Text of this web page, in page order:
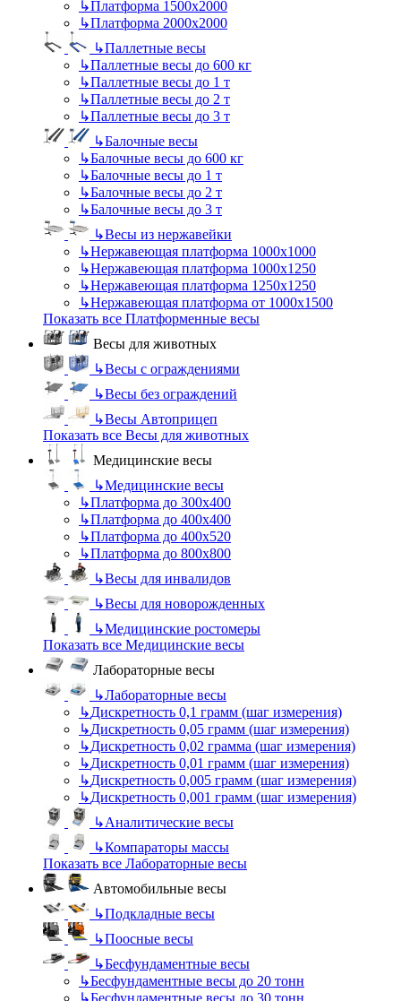
↳Платформа 1500х2000
↳Платформа 2000х2000
↳Паллетные весы
↳Паллетные весы до 600 кг
↳Паллетные весы до 1 т
↳Паллетные весы до 2 т
↳Паллетные весы до 3 т
↳Балочные весы
↳Балочные весы до 600 кг
↳Балочные весы до 1 т
↳Балочные весы до 2 т
↳Балочные весы до 3 т
↳Весы из нержавейки
↳Нержавеющая платформа 1000х1000
↳Нержавеющая платформа 1000х1250
↳Нержавеющая платформа 1250х1250
↳Нержавеющая платформа от 1000х1500
Показать все Платформенные весы
Весы для животных
↳Весы с ограждениями
↳Весы без ограждений
↳Весы Автоприцеп
Показать все Весы для животных
Медицинские весы
↳Медицинские весы
↳Платформа до 300х400
↳Платформа до 400х400
↳Платформа до 400х520
↳Платформа до 800х800
↳Весы для инвалидов
↳Весы для новорожденных
↳Медицинские ростомеры
Показать все Медицинские весы
Лабораторные весы
↳Лабораторные весы
↳Дискретность 0,1 грамм (шаг измерения)
↳Дискретность 0,05 грамм (шаг измерения)
↳Дискретность 0,02 грамма (шаг измерения)
↳Дискретность 0,01 грамм (шаг измерения)
↳Дискретность 0,005 грамм (шаг измерения)
↳Дискретность 0,001 грамм (шаг измерения)
↳Аналитические весы
↳Компараторы массы
Показать все Лабораторные весы
Автомобильные весы
↳Подкладные весы
↳Поосные весы
↳Бесфундаментные весы
↳Бесфундаментные весы до 20 тонн
↳Бесфундаментные весы до 30 тонн